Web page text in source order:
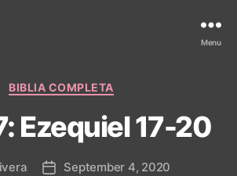
Menu
Categories
BIBLIA COMPLETA
Ezequiel 17-20
PostSeptember 4, 2020